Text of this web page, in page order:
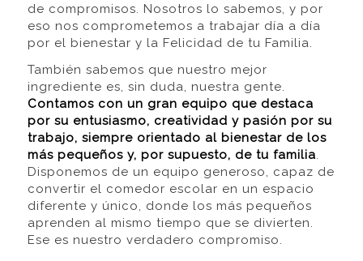
de compromisos. Nosotros lo sabemos, y por
eso nos comprometemos a trabajar día a día
por el bienestar y la Felicidad de tu Familia.
También sabemos que nuestro mejor
ingrediente es, sin duda, nuestra gente.
Contamos con un gran equipo que destaca
por su entusiasmo, creatividad y pasión por su
trabajo, siempre orientado al bienestar de los
más pequeños y, por supuesto, de tu familia.
Disponemos de un equipo generoso, capaz de
convertir el comedor escolar en un espacio
diferente y único, donde los más pequeños
aprenden al mismo tiempo que se divierten.
Ese es nuestro verdadero compromiso.